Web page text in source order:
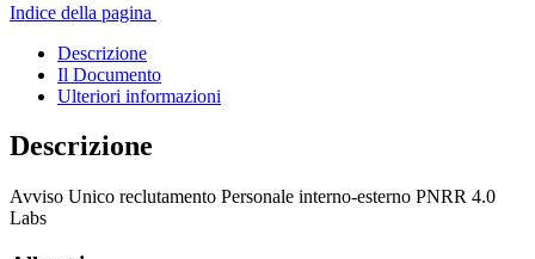
Indice della pagina
Descrizione
Il Documento
Ulteriori informazioni
Descrizione
Avviso Unico reclutamento Personale interno-esterno PNRR 4.0
Labs